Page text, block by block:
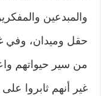
والمبدعين
حقل وميدان، وفي
من سير حيواتهم
غير أنهم ثابروا